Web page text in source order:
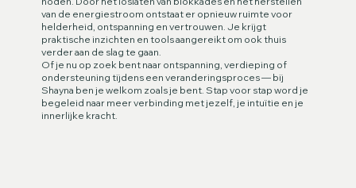
van de energiestroom ontstaat er opnieuw ruimte voor
helderheid, ontspanning en vertrouwen. Je krijgt
praktische inzichten en tools aangereikt om ook thuis
verder aan de slag te gaan.
Of je nu op zoek bent naar ontspanning, verdieping of
ondersteuning tijdens een veranderingsproces — bij
Shayna ben je welkom zoals je bent. Stap voor stap word je
begeleid naar meer verbinding met jezelf, je intuïtie en je
innerlijke kracht.